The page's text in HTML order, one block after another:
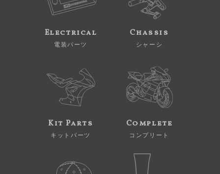
Electrical
電装パーツ
Chassis
シャーシ
Kit Parts
キットパーツ
Complete
コンプリート